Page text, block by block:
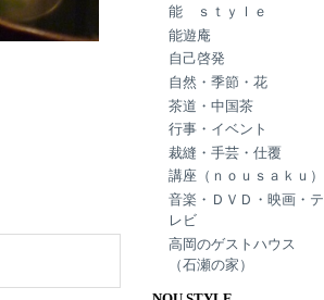
能 ｓｔｙｌｅ
能遊庵
自己啓発
自然・季節・花
茶道・中国茶
行事・イベント
裁縫・手芸・仕覆
講座（ｎｏｕｓａｋｕ）
音楽・ＤＶＤ・映画・テ
レビ
高岡のゲストハウス
（石瀬の家）